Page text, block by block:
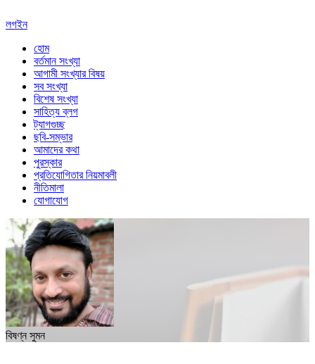
লগইন
হোম
বর্তমান সংখ্যা
আগামী সংখ্যার বিষয়
সব সংখ্যা
বিশেষ সংখ্যা
সাহিত্য ব্লগ
ট্যাগগুচ্ছ
ছবি-সম্ভার
আমাদের কথা
পুরস্কার
প্রতিযোগিতার নিয়মাবলী
নীতিমালা
যোগাযোগ
বিষণ্ন সুমন